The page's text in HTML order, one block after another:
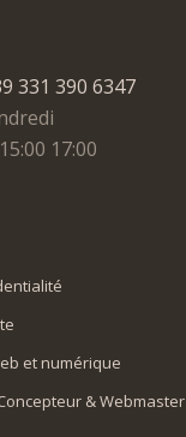
331 390 6347
17:00
et numérique
& Webmaster